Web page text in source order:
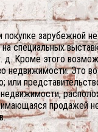
зарубежной
специальных
д. Кроме этого
недвижимости. Это
или
продажей